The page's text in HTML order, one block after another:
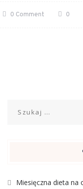
0 Comment 0
Miesięczna dieta na